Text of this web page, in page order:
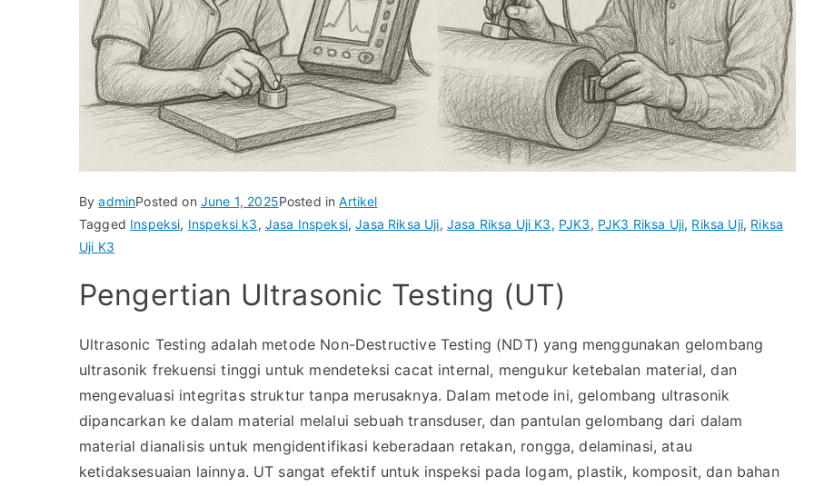
ByadminPosted on June 1, 2025Posted inArtikel
Tagged Inspeksi, Inspeksi k3, Jasa Inspeksi,Jasa Riksa Uji, Jasa Riksa Uji K3, PJK3, PJK3 Riksa Uji, Riksa Uji, Riksa
Uji K3
Pengertian Ultrasonic Testing (UT)
Ultrasonic Testing adalah metode Non-Destructive Testing (NDT) yang menggunakan gelombang
ultrasonik frekuensi tinggi untuk mendeteksi cacat internal, mengukur ketebalan material, dan
mengevaluasi integritas struktur tanpa merusaknya. Dalam metode ini, gelombang ultrasonik
dipancarkan ke dalam material melalui sebuah transduser, dan pantulan gelombang dari dalam
material dianalisis untuk mengidentifikasi keberadaan retakan, rongga, delaminasi, atau
ketidaksesuaian lainnya. UT sangat efektif untuk inspeksi pada logam, plastik, komposit, dan bahan